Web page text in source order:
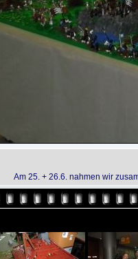
Am 25. + 26.6. nahmen wir